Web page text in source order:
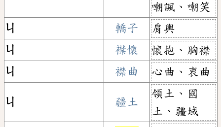
嘲諷、嘲笑
ㄐ
轎子
肩輿
ㄐ
襟懷
懷抱、胸襟
ㄐ
襟曲 心曲、衷曲
ㄐ 疆土
領土、國
土、疆域